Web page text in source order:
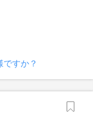
ですか？